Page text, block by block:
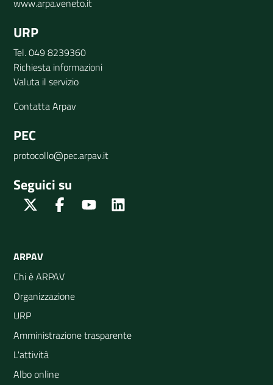
www.arpa.veneto.it
URP
Tel. 049 8239360
Richiesta informazioni
Valuta il servizio
Contatta Arpav
PEC
protocollo@pec.arpav.it
Seguici su
Twitter FacebookYoutube
ARPAV
Chi è ARPAV
Organizzazione
URP
Amministrazione trasparente
L'attività
Albo online